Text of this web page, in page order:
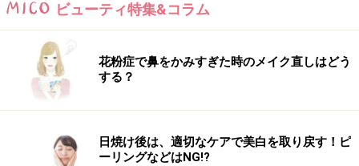
ビューティ特集&コラム
花粉症で鼻をかみすぎた時のメイク直しはどう
する？
日焼け後は、適切なケアで美白を取り戻す！ピ
ーリングなどはNG!?